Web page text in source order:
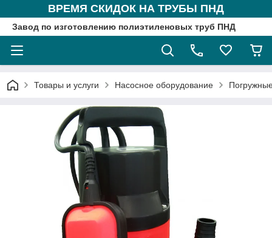
ВРЕМЯ СКИДОК НА ТРУБЫ ПНД
Завод по изготовлению полиэтиленовых труб ПНД
Товары и услуги Насосное оборудование